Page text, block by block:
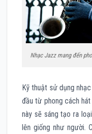
Nhạc Jazz mang đến
Kỹ thuật sử dụng
đầu từ phong cách
này sẽ sáng tạo ra
lên giống như người.